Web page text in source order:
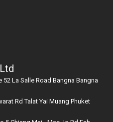
La Salle Road Bangna Bangna
Rd Talat Yai Muang Phuket